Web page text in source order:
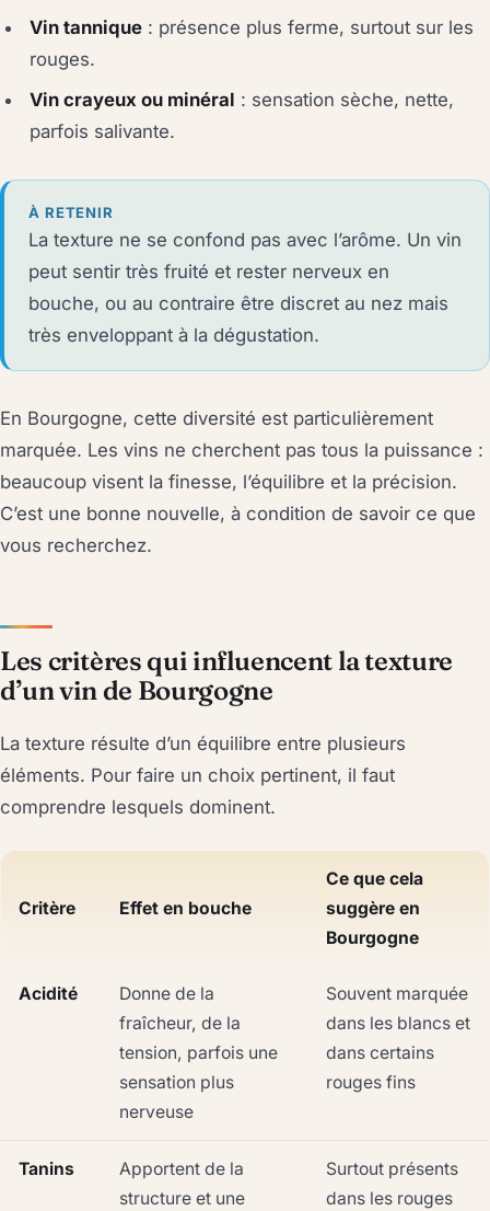
Vin tannique : présence plus ferme, surtout sur les
rouges.
Vin crayeux ou minéral : sensation sèche, nette,
parfois salivante.
À RETENIR
La texture ne se confond pas avec l’arôme. Un vin
peut sentir très fruité et rester nerveux en
bouche, ou au contraire être discret au nez mais
très enveloppant à la dégustation.
En Bourgogne, cette diversité est particulièrement
marquée. Les vins ne cherchent pas tous la puissance :
beaucoup visent la finesse, l’équilibre et la précision.
C’est une bonne nouvelle, à condition de savoir ce que
vous recherchez.
Les critères qui influencent la texture
d’un vin de Bourgogne
La texture résulte d’un équilibre entre plusieurs
éléments. Pour faire un choix pertinent, il faut
comprendre lesquels dominent.
Critère Effet en bouche
Ce que cela
suggère en
Bourgogne
Acidité
Donne de la
fraîcheur, de la
tension, parfois une
sensation plus
nerveuse
Souvent marquée
dans les blancs et
dans certains
rouges fins
Tanins
Apportent de la
structure et une
Surtout présents
dans les rouges